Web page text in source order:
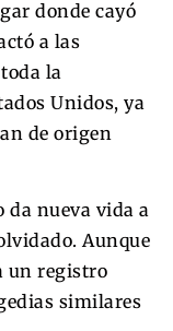
donde cayó
a las
la
Unidos, ya
de origen
da nueva vida a
Aunque
un registro
similares